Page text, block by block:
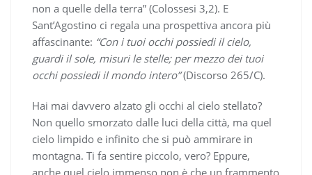
non a quelle della terra” (Colossesi 3,2). E
Sant’Agostino ci regala una prospettiva ancora più
affascinante: “Con i tuoi occhi possiedi il cielo,
guardi il sole, misuri le stelle; per mezzo dei tuoi
occhi possiedi il mondo intero”(Discorso 265/C).
Hai mai davvero alzato gli occhi al cielo stellato?
Non quello smorzato dalle luci della città, ma quel
cielo limpido e infinito che si può ammirare in
montagna. Ti fa sentire piccolo, vero? Eppure,